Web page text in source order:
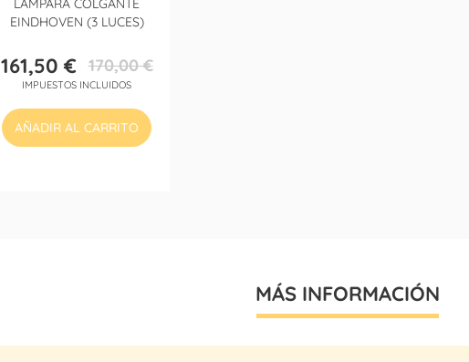
LÁMPARA COLGANTE
EINDHOVEN (3 LUCES)
Precio
161,50 €Precio
base
170,00 €
IMPUESTOS INCLUIDOS
AÑADIR AL CARRITO
MÁS INFORMACIÓN